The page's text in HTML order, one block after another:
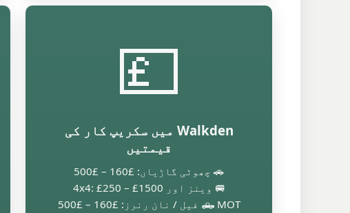
💷
Walkden میں سکریپ کار کی
قیمتیں
🚗 چھوٹی گاڑیاں: £160 – £500
🚐 وینز اور 4x4: £250 – £1500
🛻 MOT فیل / نان رنرز: £160 – £500